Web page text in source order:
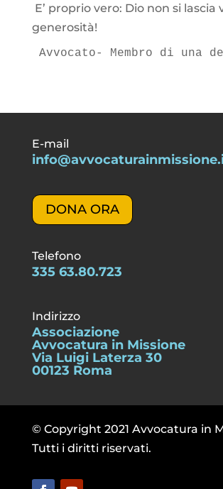
E’ proprio vero: Dio non si lascia
generosità!
Avvocato- Membro di una
E-mail
DONA ORA
Telefono
335 63.80.723
Indirizzo
Associazione
Avvocatura in Missione
Via Luigi Laterza 30
00123 Roma
© Copyright 2021 Avvocatura in
Tutti i diritti riservati.